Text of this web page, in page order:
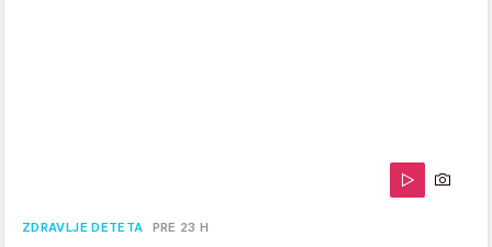
ZDRAVLJE DETETA PRE 23 H